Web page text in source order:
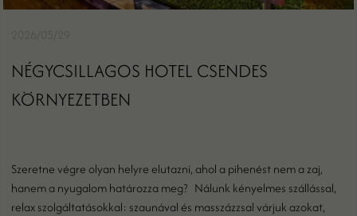
NÉGYCSILLAGOS HOTEL CSENDES
KÖRNYEZETBEN
Szeretne végre olyan helyre elutazni, ahol a pihenést nem a zaj,
hanem a nyugalom határozza meg? Nálunk kényelmes szállással,
relax szolgáltatásokkal: szaunával és masszázzsal várjuk azokat,